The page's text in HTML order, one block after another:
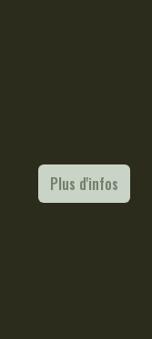
Plus d'infos